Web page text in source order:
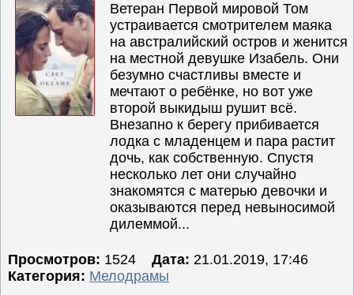
Ветеран Первой мировой Том
устраивается смотрителем маяка
на австралийский остров и женится
на местной девушке Изабель. Они
безумно счастливы вместе и
мечтают о ребёнке, но вот уже
второй выкидыш рушит всё.
Внезапно к берегу прибивается
лодка с младенцем и пара растит
дочь, как собственную. Спустя
несколько лет они случайно
знакомятся с матерью девочки и
оказываются перед невыносимой
дилеммой...
Просмотров: 1524 Дата: 21.01.2019, 17:46
Категория: Мелодрамы